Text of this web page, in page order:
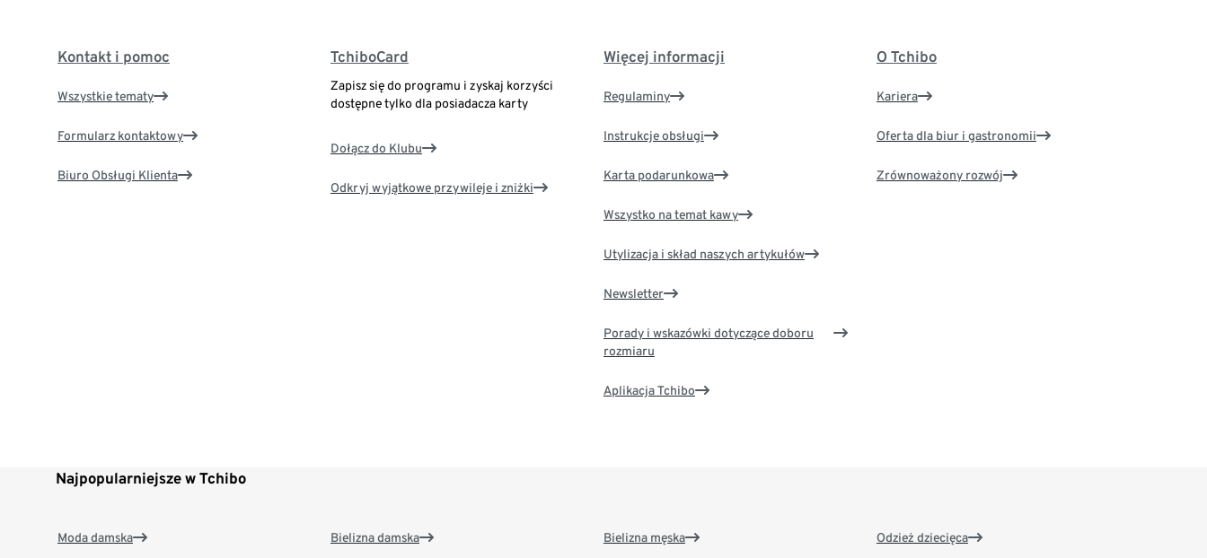
Kontakt i pomoc
Wszystkie tematy
Formularz kontaktowy
Biuro Obsługi Klienta
TchiboCard
Zapisz się do programu i zyskaj korzyści
dostępne tylko dla posiadacza karty
Dołącz do Klubu
Odkryj wyjątkowe przywileje i zniżki
Więcej informacji
Regulaminy
Instrukcje obsługi
Karta podarunkowa
Wszystko na temat kawy
Utylizacja i skład naszych artykułów
Newsletter
Porady i wskazówki dotyczące doboru
rozmiaru
Aplikacja Tchibo
O Tchibo
Kariera
Oferta dla biur i gastronomii
Zrównoważony rozwój
Najpopularniejsze w Tchibo
Moda damska Bielizna damska Bielizna męska Odzież dziecięca